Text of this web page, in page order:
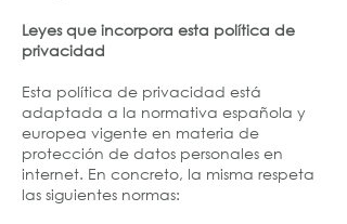
Leyes que incorpora esta política de
privacidad
Esta política de privacidad está
adaptada a la normativa española y
europea vigente en materia de
protección de datos personales en
internet. En concreto, la misma respeta
las siguientes normas: